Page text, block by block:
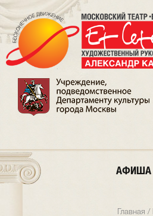
АФИША
Главная /